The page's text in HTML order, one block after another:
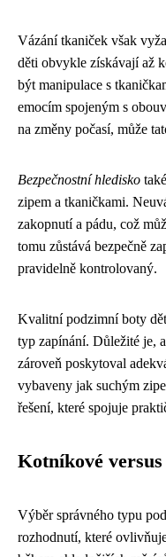
Vázání tkaniček však
děti obvykle získávají až
být manipulace s
emocím spojeným s
na změny počasí, může
Bezpečnostní hledisko
zipem a tkaničkami.
zakopnutí a pádu, což
tomu zůstává bezpečně
pravidelně kontrolovaný.
Kvalitní podzimní boty
typ zapínání. Důležité je,
zároveň poskytoval
vybaveny jak suchým
řešení, které spojuje
Kotníkové
Výběr správného typu
rozhodnutí, které